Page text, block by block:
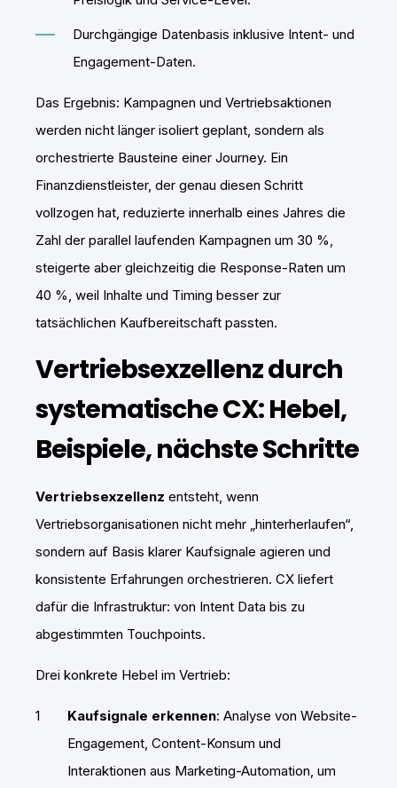
Durchgängige Datenbasis inklusive Intent- und
Engagement-Daten.
Das Ergebnis: Kampagnen und Vertriebsaktionen
werden nicht länger isoliert geplant, sondern als
orchestrierte Bausteine einer Journey. Ein
Finanzdienstleister, der genau diesen Schritt
vollzogen hat, reduzierte innerhalb eines Jahres die
Zahl der parallel laufenden Kampagnen um 30 %,
steigerte aber gleichzeitig die Response-Raten um
40 %, weil Inhalte und Timing besser zur
tatsächlichen Kaufbereitschaft passten.
Vertriebsexzellenz durch
systematische CX: Hebel,
Beispiele, nächste Schritte
Vertriebsexzellenz entsteht, wenn
Vertriebsorganisationen nicht mehr „hinterherlaufen“,
sondern auf Basis klarer Kaufsignale agieren und
konsistente Erfahrungen orchestrieren. CX liefert
dafür die Infrastruktur: von Intent Data bis zu
abgestimmten Touchpoints.
Drei konkrete Hebel im Vertrieb:
Kaufsignale erkennen: Analyse von Website-
Engagement, Content-Konsum und
Interaktionen aus Marketing-Automation, um